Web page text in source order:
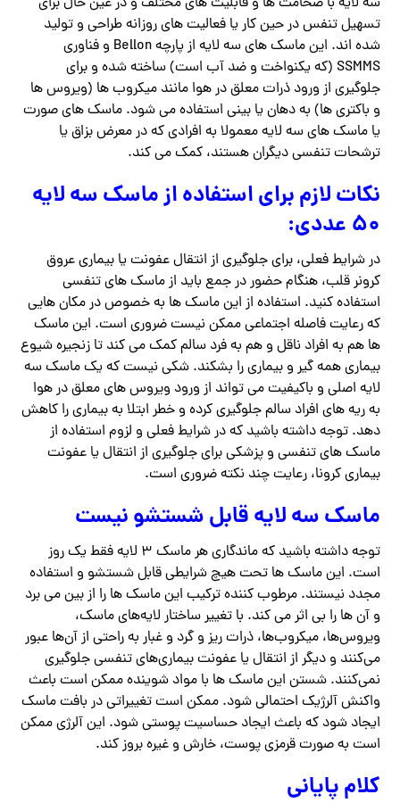
تسهیل تنفس در حین کار یا فعالیت های روزانه طراحی و تولید
شده اند. این ماسک های سه لایه از پارچه Bellon و فناوری
SSMMS (که یکنواخت و ضد آب است) ساخته شده و برای
جلوگیری از ورود ذرات معلق در هوا مانند میکروب ها (ویروس ها
و باکتری ها) به دهان یا بینی استفاده می شود. ماسک های صورت
یا ماسک های سه لایه معمولا به افرادی که در معرض بزاق یا
ترشحات تنفسی دیگران هستند، کمک می کند.
نکات لازم برای استفاده از ماسک سه لایه
۵۰ عددی:
در شرایط فعلی، برای جلوگیری از انتقال عفونت یا بیماری عروق
کرونر قلب، هنگام حضور در جمع باید از ماسک های تنفسی
استفاده کنید. استفاده از این ماسک ها به خصوص در مکان هایی
که رعایت فاصله اجتماعی ممکن نیست ضروری است. این ماسک
ها هم به افراد ناقل و هم به فرد سالم کمک می کند تا زنجیره شیوع
بیماری همه گیر و بیماری را بشکند. شکی نیست که یک ماسک سه
لایه اصلی و باکیفیت می تواند از ورود ویروس های معلق در هوا
به ریه های افراد سالم جلوگیری کرده و خطر ابتلا به بیماری را کاهش
دهد. توجه داشته باشید که در شرایط فعلی و لزوم استفاده از
ماسک های تنفسی و پزشکی برای جلوگیری از انتقال یا عفونت
بیماری کرونا، رعایت چند نکته ضروری است.
ماسک سه لایه قابل شستشو نیست
توجه داشته باشید که ماندگاری هر ماسک ۳ لایه فقط یک روز
است. این ماسک ها تحت هیچ شرایطی قابل شستشو و استفاده
مجدد نیستند. مرطوب کننده ترکیب این ماسک ها را از بین می برد
و آن ها را بی اثر می کند. با تغییر ساختار لایه‌های ماسک،
ویروس‌ها، میکروب‌ها، ذرات ریز و گرد و غبار به راحتی از آن‌ها عبور
می‌کنند و دیگر از انتقال یا عفونت بیماری‌های تنفسی جلوگیری
نمی‌کنند. شستن این ماسک ها با مواد شوینده ممکن است باعث
واکنش آلرژیک احتمالی شود. ممکن است تغییراتی در بافت ماسک
ایجاد شود که باعث ایجاد حساسیت پوستی شود. این آلرژی ممکن
است به صورت قرمزی پوست، خارش و غیره بروز کند.
کلام پایانی